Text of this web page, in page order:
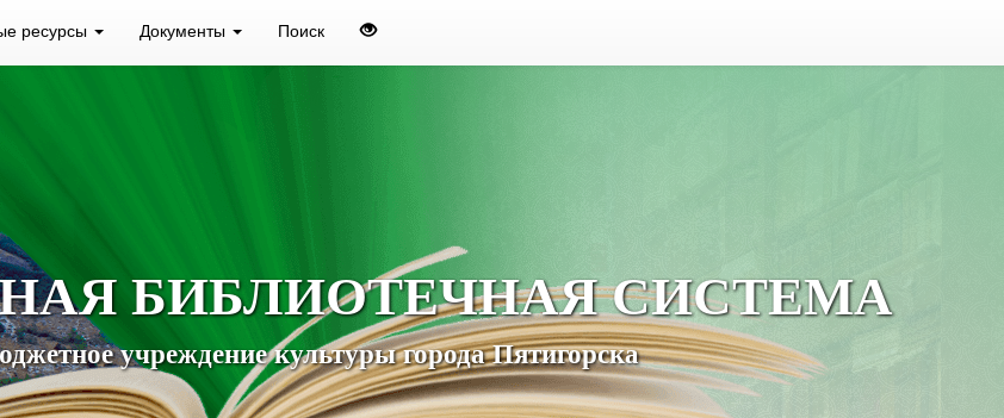
ресурсы Документы Поиск
БИБЛИОТЕЧНАЯ СИСТЕМА
учреждение культуры города Пятигорска